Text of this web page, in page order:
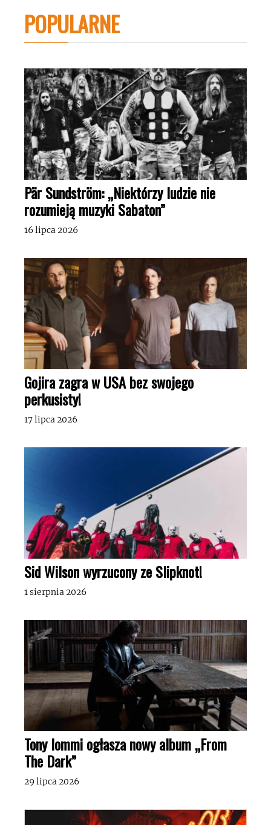
POPULARNE
Pär Sundström: „Niektórzy ludzie nie
rozumieją muzyki Sabaton”
16 lipca 2026
Gojira zagra w USA bez swojego
perkusisty!
17 lipca 2026
Sid Wilson wyrzucony ze Slipknot!
1 sierpnia 2026
Tony Iommi ogłasza nowy album „From
The Dark”
29 lipca 2026